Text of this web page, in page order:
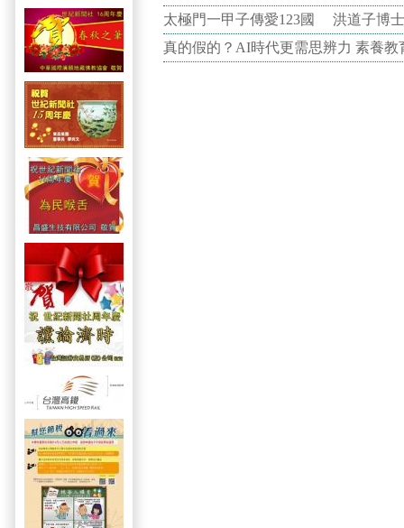
太極門一甲子傳愛123國 洪道子博
真的假的？AI時代更需思辨力 素養